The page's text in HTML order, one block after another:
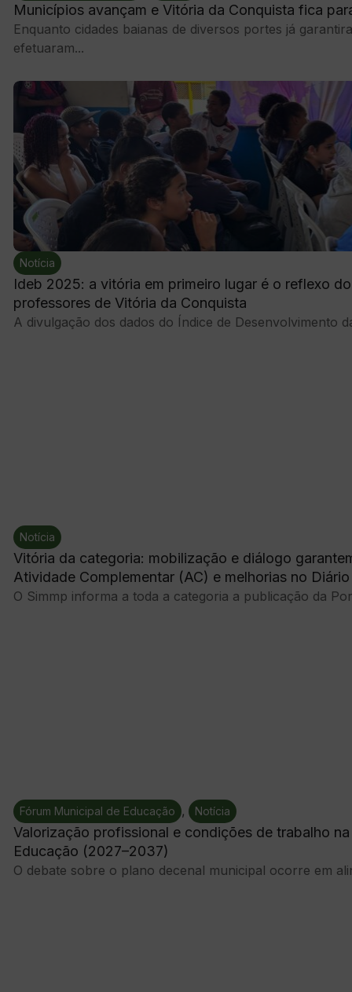
Municípios avançam e Vitória da Conquista fica
Enquanto cidades baianas de diversos portes já
efetuaram...
Notícia
Ideb 2025: a vitória em primeiro lugar é o reflexo
professores de Vitória da Conquista
A divulgação dos dados do Índice de Desenvolvimento
Notícia
Vitória da categoria: mobilização e diálogo
Atividade Complementar (AC) e melhorias no
O Simmp informa a toda a categoria a publicação da
Fórum Municipal de Educação , Notícia
Valorização profissional e condições de trabalho
Educação (2027–2037)
O debate sobre o plano decenal municipal ocorre em